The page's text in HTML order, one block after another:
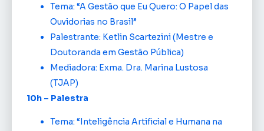
Tema: “A Gestão que Eu Quero: O Papel das
Ouvidorias no Brasil”
Palestrante: Ketlin Scartezini (Mestre e
Doutoranda em Gestão Pública)
Mediadora: Exma. Dra. Marina Lustosa
(TJAP)
10h – Palestra
Tema: “Inteligência Artificial e Humana na